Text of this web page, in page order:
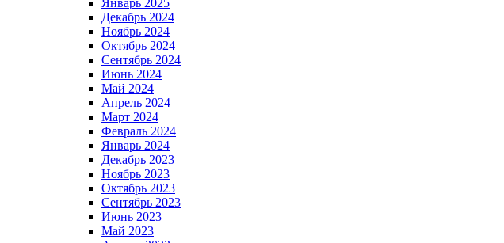
Январь 2025
Декабрь 2024
Ноябрь 2024
Октябрь 2024
Сентябрь 2024
Июнь 2024
Май 2024
Апрель 2024
Март 2024
Февраль 2024
Январь 2024
Декабрь 2023
Ноябрь 2023
Октябрь 2023
Сентябрь 2023
Июнь 2023
Май 2023